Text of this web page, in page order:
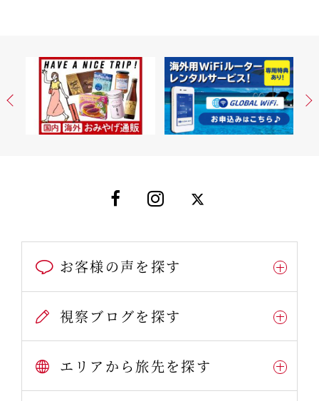
お客様の声を探す
視察ブログを探す
エリアから旅先を探す